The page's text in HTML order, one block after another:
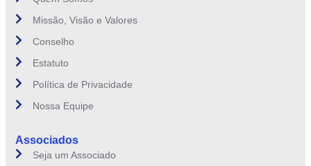
Missão, Visão e Valores
Conselho
Estatuto
Política de Privacidade
Nossa Equipe
Associados
Seja um Associado